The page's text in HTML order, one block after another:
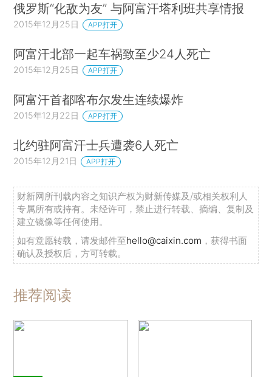
俄罗斯“化敌为友” 与阿富汗塔利班共享情报
2015年12月25日 APP打开
阿富汗北部一起车祸致至少24人死亡
2015年12月25日 APP打开
阿富汗首都喀布尔发生连续爆炸
2015年12月22日 APP打开
北约驻阿富汗士兵遭袭6人死亡
2015年12月21日 APP打开
财新网所刊载内容之知识产权为财新传媒及/或相关权利人
专属所有或持有。未经许可，禁止进行转载、摘编、复制及
建立镜像等任何使用。
如有意愿转载，请发邮件至hello@caixin.com ，获得书面
确认及授权后，方可转载。
推荐阅读